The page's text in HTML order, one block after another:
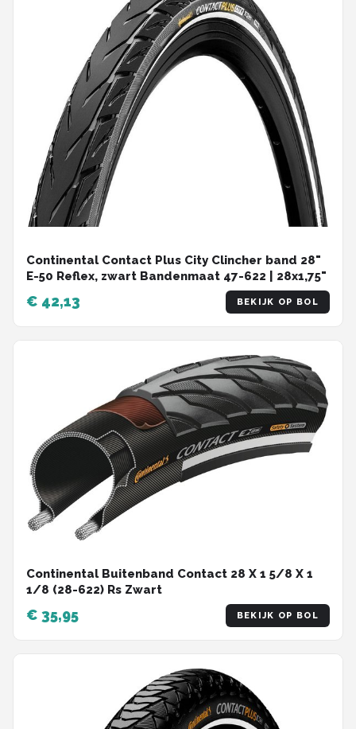
Continental Contact Plus City Clincher band 28"
E-50 Reflex, zwart Bandenmaat 47-622 | 28x1,75"
€ 42,13 BEKIJK OP BOL
Continental Buitenband Contact 28 X 1 5/8 X 1
1/8 (28-622) Rs Zwart
€ 35,95 BEKIJK OP BOL